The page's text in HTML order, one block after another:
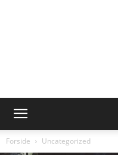
Forside Uncategorized